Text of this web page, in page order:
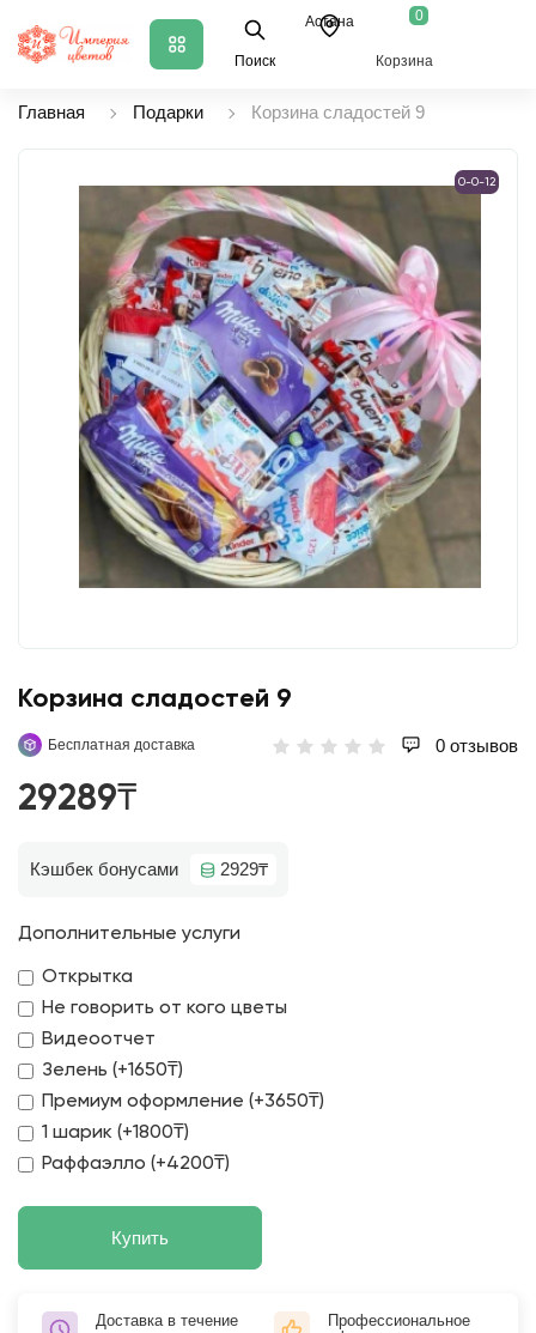
Поиск
Астана 0
Корзина
Главная Подарки Корзина сладостей 9
0-0-12
Корзина сладостей 9
Бесплатная доставка 0 отзывов
29289₸
Кэшбек бонусами 2929₸
Дополнительные услуги
Открытка
Не говорить от кого цветы
Видеоотчет
Зелень (+1650₸)
Премиум оформление (+3650₸)
1 шарик (+1800₸)
Раффаэлло (+4200₸)
Купить
Доставка в течение
Профессиональное